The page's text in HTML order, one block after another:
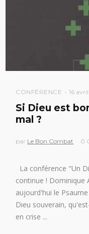
CONFÉRENCE 16
Si Dieu est
mal ?
par Le Bon Combat 0
La conférence "Un
continue ! Dominique
aujourd'hui le
Dieu souverain,
en crise